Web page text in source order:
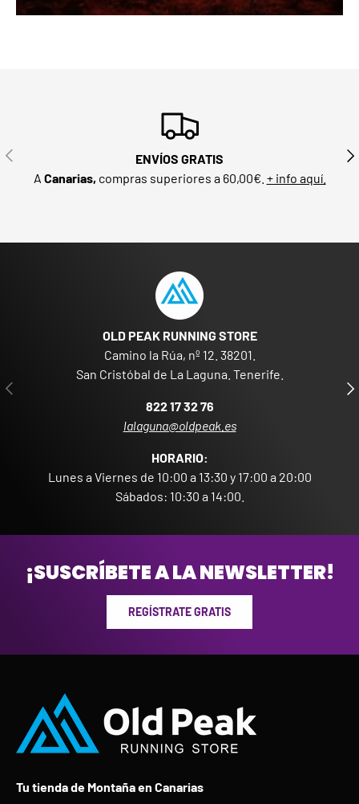
ANTERIOR
ENVÍOS GRATIS
A Canarias, compras superiores a 60,00€. + info aquí.
ANTERIOR
OLD PEAK RUNNING STORE
Camino la Rúa, nº 12. 38201.
San Cristóbal de La Laguna. Tenerife.
822 17 32 76
lalaguna@oldpeak.es
HORARIO:
Lunes a Viernes de 10:00 a 13:30 y 17:00 a 20:00
Sábados: 10:30 a 14:00.
¡SUSCRÍBETE A LA NEWSLETTER!
REGÍSTRATE GRATIS
Tu tienda de Montaña en Canarias